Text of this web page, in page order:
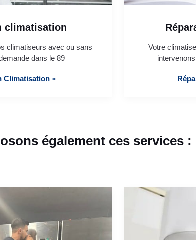
climatisation
climatiseurs avec ou sans
dans le 89
Climatisation »
Votre
également ces services :